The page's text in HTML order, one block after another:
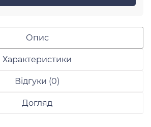
Опис
Характеристики
Відгуки (0)
Догляд